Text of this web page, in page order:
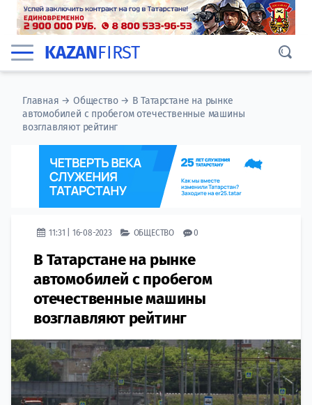
KAZANFIRST
Главная →Общество→ В Татарстане на рынке
автомобилей с пробегом отечественные машины
возглавляют рейтинг
11:31 | 16-08-2023 ОБЩЕСТВО 0
В Татарстане на рынке
автомобилей с пробегом
отечественные машины
возглавляют рейтинг